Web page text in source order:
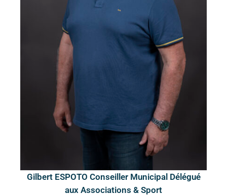
Gilbert ESPOTO Conseiller Municipal Délégué
aux Associations & Sport